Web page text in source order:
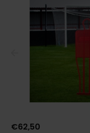
€62,50